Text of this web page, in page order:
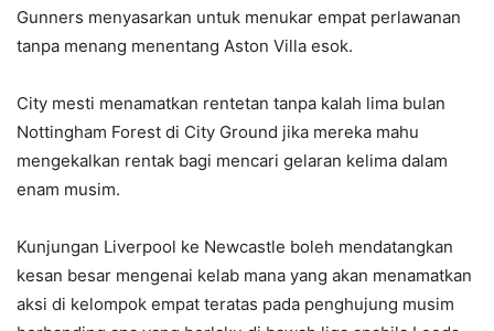
Gunners menyasarkan untuk menukar empat perlawanan
tanpa menang menentang Aston Villa esok.
City mesti menamatkan rentetan tanpa kalah lima bulan
Nottingham Forest di City Ground jika mereka mahu
mengekalkan rentak bagi mencari gelaran kelima dalam
enam musim.
Kunjungan Liverpool ke Newcastle boleh mendatangkan
kesan besar mengenai kelab mana yang akan menamatkan
aksi di kelompok empat teratas pada penghujung musim